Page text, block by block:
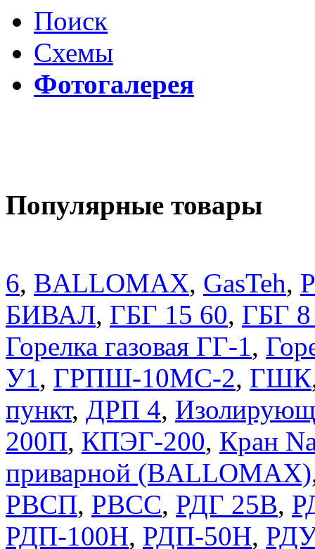
Поиск
Схемы
Фотогалерея
Популярные товары
6, BALLOMAX, GasTeh,
БИВАЛ, ГБГ 15 60, ГБГ
Горелка газовая ГГ-1,
У1, ГРПШ-10МС-2, ГШК
пункт, ДРП 4,
200П, КПЭГ-200, Кран
приварной (BALLOMAX)
РВСП, РВСС, РДГ 25В,
РДП-100Н, РДП-50Н,